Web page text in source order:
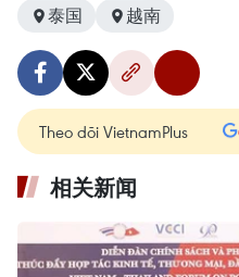
泰国
越南
Theo dõi VietnamPlus
相关新闻